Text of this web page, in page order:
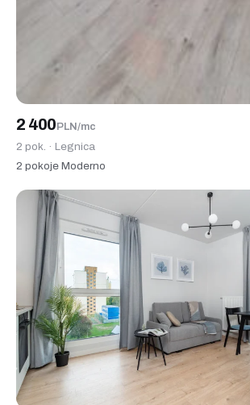
2 400 PLN/mc
2 pok. · Legnica
2 pokoje Moderno